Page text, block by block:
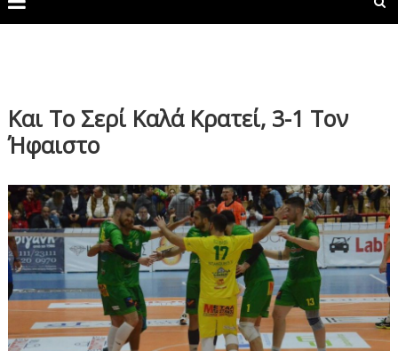
Και Το Σερί Καλά Κρατεί, 3-1 Τον
Ήφαιστο